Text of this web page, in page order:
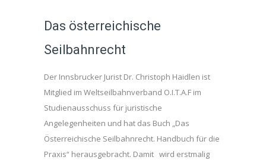
Das österreichische
Seilbahnrecht
Der Innsbrucker Jurist Dr. Christoph Haidlen ist
Mitglied im Weltseilbahnverband O.I.T.A.F im
Studienausschuss für juristische
Angelegenheiten und hat das Buch „Das
Österreichische Seilbahnrecht. Handbuch für die
Praxis“ herausgebracht. Damit wird erstmalig